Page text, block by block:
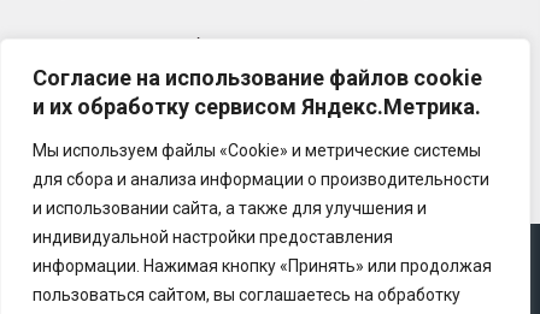
Согласие на использование файлов cookie
и их обработку сервисом Яндекс.Метрика.
Мы используем файлы «Cookie» и метрические системы
для сбора и анализа информации о производительности
и использовании сайта, а также для улучшения и
индивидуальной настройки предоставления
информации. Нажимая кнопку «Принять» или продолжая
пользоваться сайтом, вы соглашаетесь на обработку
В Свердловской области застраховано 180 тыс. га.
– это 25% от всех сельхозземель в субъекте. Регион
лидирует по страхованию посевов в…
Copyright © 2025 Ассоциация «Некоммерческого
партнерство содействия развитию страхового рынка